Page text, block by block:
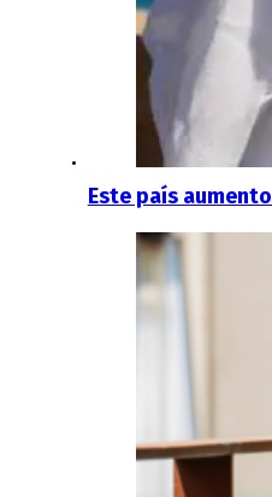
Este país